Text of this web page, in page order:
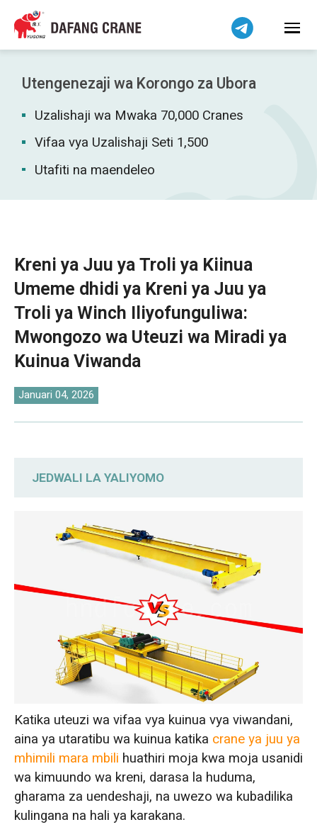
Utengenezaji wa Korongo za Ubora
Uzalishaji wa Mwaka 70,000 Cranes
Vifaa vya Uzalishaji Seti 1,500
Utafiti na maendeleo
Kreni ya Juu ya Troli ya Kiinua
Umeme dhidi ya Kreni ya Juu ya
Troli ya Winch Iliyofunguliwa:
Mwongozo wa Uteuzi wa Miradi ya
Kuinua Viwanda
Januari 04, 2026
JEDWALI LA YALIYOMO
Yanayotumika
Ulinganisho wa Mfumo wa Kuinua: Troli ya
Kuinua Umeme dhidi ya Troli ya Winch
Iliyofunguliwa
Ulinganisho wa Bei: Tofauti za Gharama
Chini ya Vipimo Vile Vile
Ulinganisho wa Bei na Utendaji kwa Jumla
Hitimisho la Uchaguzi
Katika uteuzi wa vifaa vya kuinua vya viwandani,
aina ya utaratibu wa kuinua katika crane ya juu ya
mhimili mara mbili huathiri moja kwa moja usanidi
wa kimuundo wa kreni, darasa la huduma,
gharama za uendeshaji, na uwezo wa kubadilika
kulingana na hali ya karakana.
हिन्दी
Bahasa Indonesia
Bahasa Melayu
Tiếng Việt
简体中文
বাংলা
فارسی
Pilipino
Беларуская мова
Dansk
Norsk
O‘zbekcha